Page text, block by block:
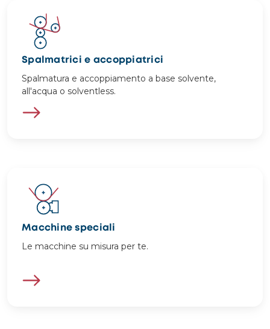
Image
Spalmatrici e accoppiatrici
Spalmatura e accoppiamento a base solvente,
all'acqua o solventless.
Image
Macchine speciali
Le macchine su misura per te.